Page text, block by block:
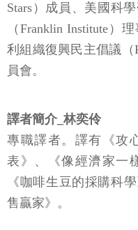
Stars）成員、美國科
（Franklin Institute）
利組織復興民主倡議（
員會。
譯者簡介_林奕伶
專職譯者。譯有《攻
表》、《像經濟家一
《咖啡生豆的採購科
售贏家》。